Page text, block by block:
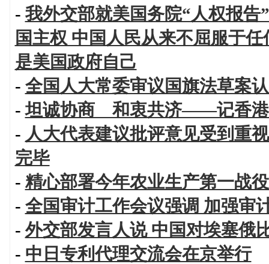
- 我外交部就美国务院“人权报
国主权 中国人民从来不屈服于
是美国政府自己
- 全国人大常委审议国旗法草案
-坦诚协商 和衷共济——记香港
- 人大代表建议批评意见受到重
完毕
- 精心部署今年农业生产第一战
- 全国审计工作会议强调 加强
- 外交部发言人说 中国对埃塞俄
- 中日专利代理交流会在京举行